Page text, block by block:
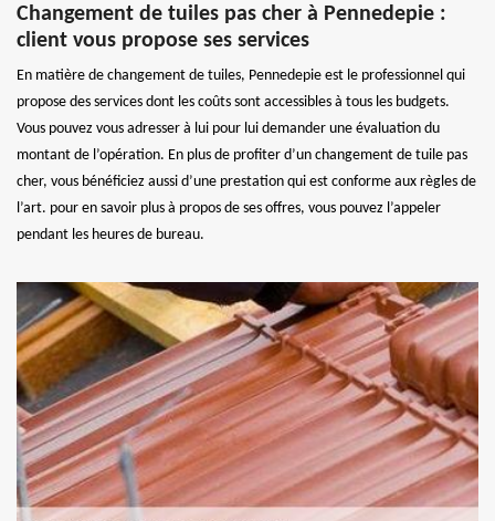
Changement de tuiles pas cher à Pennedepie :
client vous propose ses services
En matière de changement de tuiles, Pennedepie est le professionnel qui
propose des services dont les coûts sont accessibles à tous les budgets.
Vous pouvez vous adresser à lui pour lui demander une évaluation du
montant de l’opération. En plus de profiter d’un changement de tuile pas
cher, vous bénéficiez aussi d’une prestation qui est conforme aux règles de
l’art. pour en savoir plus à propos de ses offres, vous pouvez l’appeler
pendant les heures de bureau.